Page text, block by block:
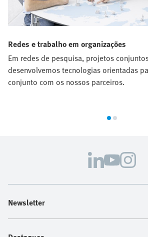
Redes e trabalho em organizações
Em redes de pesquisa, projetos
desenvolvemos tecnologias orientadas
conjunto com os nossos parceiros.
Newsletter